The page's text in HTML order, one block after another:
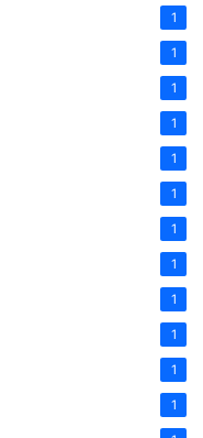
1
1
1
1
1
1
1
1
1
1
1
1